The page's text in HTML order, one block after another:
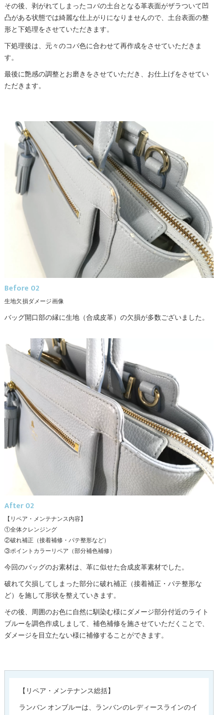
その後、剥がれてしまったコバの土台となる革表面がザラついて凹
凸がある状態では綺麗な仕上がりになりませんので、土台表面の整
形と下処理をさせていただきます。
下処理後は、元々のコバ色に合わせて再作成をさせていただきま
す。
最後に艶感の調整とお磨きをさせていただき、お仕上げをさせてい
ただきます。
Before 02
生地欠損ダメージ画像
バッグ開口部の縁に生地（合成皮革）の欠損が多数ございました。
After 02
【リペア・メンテナンス内容】
①全体クレンジング
②破れ補正（接着補修・パテ整形など）
③ポイントカラーリペア（部分補色補修）
今回のバッグのお素材は、革に似せた合成皮革素材でした。
破れて欠損してしまった部分に破れ補正（接着補正・パテ整形な
ど）を施して形状を整えていきます。
その後、周囲のお色に自然に馴染む様にダメージ部分付近のライト
ブルーを調色作成しまして、補色補修を施させていただくことで、
ダメージを目立たない様に補修することができます。
【リペア・メンテナンス総括】
ランバン オンブルーは、ランバンのレディースラインのイ